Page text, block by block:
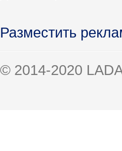
Разместить
© 2014-2020